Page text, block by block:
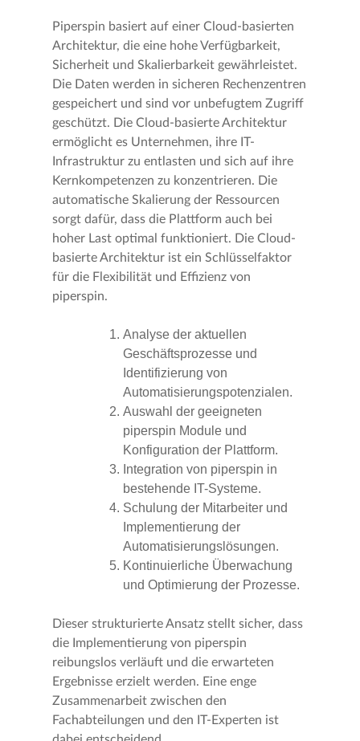
Piperspin basiert auf einer Cloud-basierten
Architektur, die eine hohe Verfügbarkeit,
Sicherheit und Skalierbarkeit gewährleistet.
Die Daten werden in sicheren Rechenzentren
gespeichert und sind vor unbefugtem Zugriff
geschützt. Die Cloud-basierte Architektur
ermöglicht es Unternehmen, ihre IT-
Infrastruktur zu entlasten und sich auf ihre
Kernkompetenzen zu konzentrieren. Die
automatische Skalierung der Ressourcen
sorgt dafür, dass die Plattform auch bei
hoher Last optimal funktioniert. Die Cloud-
basierte Architektur ist ein Schlüsselfaktor
für die Flexibilität und Effizienz von
piperspin.
Analyse der aktuellen
Geschäftsprozesse und
Identifizierung von
Automatisierungspotenzialen.
Auswahl der geeigneten
piperspin Module und
Konfiguration der Plattform.
Integration von piperspin in
bestehende IT-Systeme.
Schulung der Mitarbeiter und
Implementierung der
Automatisierungslösungen.
Kontinuierliche Überwachung
und Optimierung der Prozesse.
Dieser strukturierte Ansatz stellt sicher, dass
die Implementierung von piperspin
reibungslos verläuft und die erwarteten
Ergebnisse erzielt werden. Eine enge
Zusammenarbeit zwischen den
Fachabteilungen und den IT-Experten ist